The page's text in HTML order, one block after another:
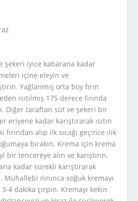
şekeri iyice kabarana kadar
içine eleyin ve
Yağlanmış orta boy fırın
ısıtılmış 175 derece fırında
Diğer taraftan süt ve şekeri bir
eriyene kadar karıştırarak ısıtın
fırından alıp ilk sıcağı geçince ılık
bırakın. Krema için krema
bir tencereye alın ve karıştırın.
kadar sürekli karıştırarak
ılınınca soğuk kremayı
4 dakika çırpın. Kremayı kekin